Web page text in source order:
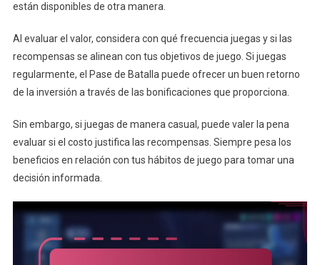
están disponibles de otra manera.
Al evaluar el valor, considera con qué frecuencia juegas y si las
recompensas se alinean con tus objetivos de juego. Si juegas
regularmente, el Pase de Batalla puede ofrecer un buen retorno
de la inversión a través de las bonificaciones que proporciona.
Sin embargo, si juegas de manera casual, puede valer la pena
evaluar si el costo justifica las recompensas. Siempre pesa los
beneficios en relación con tus hábitos de juego para tomar una
decisión informada.